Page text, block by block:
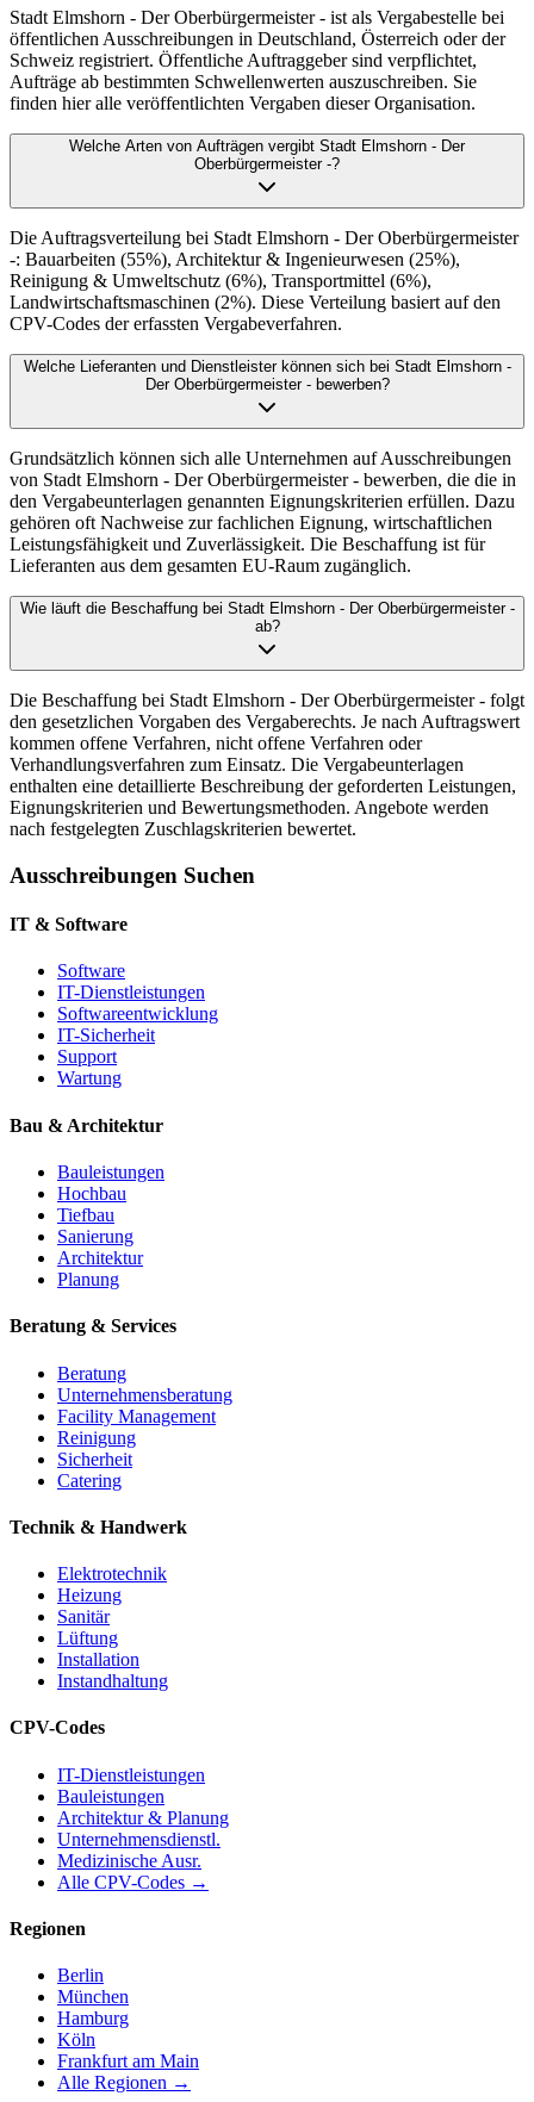
Stadt Elmshorn - Der Oberbürgermeister - ist als Vergabestelle bei
öffentlichen Ausschreibungen in Deutschland, Österreich oder der
Schweiz registriert. Öffentliche Auftraggeber sind verpflichtet,
Aufträge ab bestimmten Schwellenwerten auszuschreiben. Sie
finden hier alle veröffentlichten Vergaben dieser Organisation.
Welche Arten von Aufträgen vergibt Stadt Elmshorn - Der
Oberbürgermeister -?
Die Auftragsverteilung bei Stadt Elmshorn - Der Oberbürgermeister
-: Bauarbeiten (55%), Architektur & Ingenieurwesen (25%),
Reinigung & Umweltschutz (6%), Transportmittel (6%),
Landwirtschaftsmaschinen (2%). Diese Verteilung basiert auf den
CPV-Codes der erfassten Vergabeverfahren.
Welche Lieferanten und Dienstleister können sich bei Stadt Elmshorn -
Der Oberbürgermeister - bewerben?
Grundsätzlich können sich alle Unternehmen auf Ausschreibungen
von Stadt Elmshorn - Der Oberbürgermeister - bewerben, die die in
den Vergabeunterlagen genannten Eignungskriterien erfüllen. Dazu
gehören oft Nachweise zur fachlichen Eignung, wirtschaftlichen
Leistungsfähigkeit und Zuverlässigkeit. Die Beschaffung ist für
Lieferanten aus dem gesamten EU-Raum zugänglich.
Wie läuft die Beschaffung bei Stadt Elmshorn - Der Oberbürgermeister -
ab?
Die Beschaffung bei Stadt Elmshorn - Der Oberbürgermeister - folgt
den gesetzlichen Vorgaben des Vergaberechts. Je nach Auftragswert
kommen offene Verfahren, nicht offene Verfahren oder
Verhandlungsverfahren zum Einsatz. Die Vergabeunterlagen
enthalten eine detaillierte Beschreibung der geforderten Leistungen,
Eignungskriterien und Bewertungsmethoden. Angebote werden
nach festgelegten Zuschlagskriterien bewertet.
Ausschreibungen Suchen
IT & Software
Software
IT-Dienstleistungen
Softwareentwicklung
IT-Sicherheit
Support
Wartung
Bau & Architektur
Bauleistungen
Hochbau
Tiefbau
Sanierung
Architektur
Planung
Beratung & Services
Beratung
Unternehmensberatung
Facility Management
Reinigung
Sicherheit
Catering
Technik & Handwerk
Elektrotechnik
Heizung
Sanitär
Lüftung
Installation
Instandhaltung
CPV-Codes
IT-Dienstleistungen
Bauleistungen
Architektur & Planung
Unternehmensdienstl.
Medizinische Ausr.
Alle CPV-Codes →
Regionen
Berlin
München
Hamburg
Köln
Frankfurt am Main
Alle Regionen →